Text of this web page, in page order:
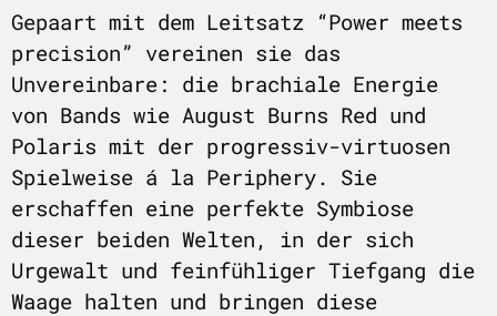
Gepaart mit dem Leitsatz “Power meets
precision” vereinen sie das
Unvereinbare: die brachiale Energie
von Bands wie August Burns Red und
Polaris mit der progressiv-virtuosen
Spielweise á la Periphery. Sie
erschaffen eine perfekte Symbiose
dieser beiden Welten, in der sich
Urgewalt und feinfühliger Tiefgang die
Waage halten und bringen diese